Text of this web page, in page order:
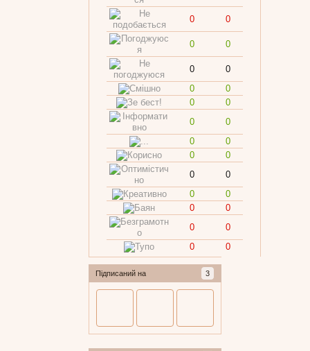
0 0
0 0
0
0
0
0
0
0
0
0
0
0
0
0
0
0
0
0
0
0
0
0
0
0
Підписаний на 3